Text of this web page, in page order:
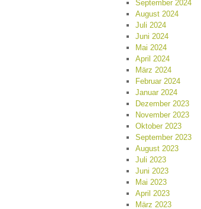
September 2024
August 2024
Juli 2024
Juni 2024
Mai 2024
April 2024
März 2024
Februar 2024
Januar 2024
Dezember 2023
November 2023
Oktober 2023
September 2023
August 2023
Juli 2023
Juni 2023
Mai 2023
April 2023
März 2023